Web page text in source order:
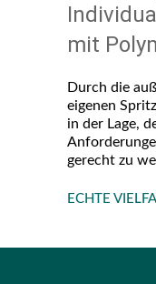
mit
Durch die
eigenen
in der Lage,
gerecht zu
ECHTE